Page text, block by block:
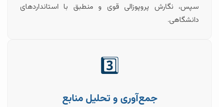
سپس، نگارش پروپوزالی قوی و منطبق با استانداردهای
دانشگاهی.
3️⃣
جمع‌آوری و تحلیل منابع